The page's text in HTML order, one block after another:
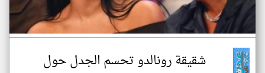
شقيقة رونالدو تحسم الجدل حول